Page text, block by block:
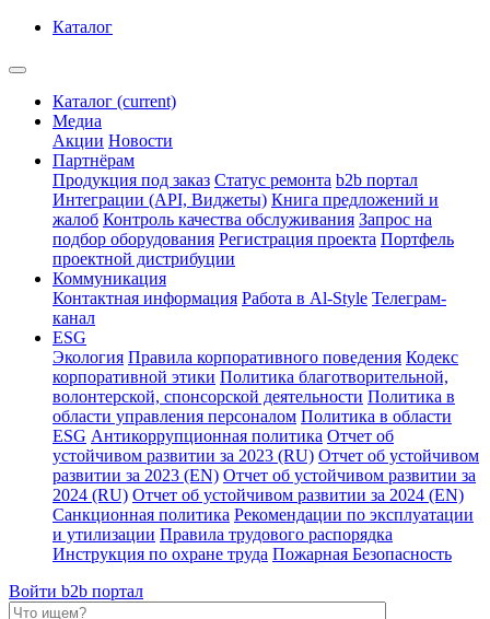
Каталог
Каталог (current)
Медиа
Акции Новости
Партнёрам
Продукция под заказ Статус ремонта b2b портал
Интеграции (API, Виджеты) Книга предложений и
жалоб Контроль качества обслуживания Запрос на
подбор оборудования Регистрация проекта Портфель
проектной дистрибуции
Коммуникация
Контактная информация Работа в Al-Style Телеграм-
канал
ESG
Экология Правила корпоративного поведения Кодекс
корпоративной этики Политика благотворительной,
волонтерской, спонсорской деятельности Политика в
области управления персоналом Политика в области
ESG Антикоррупционная политика Отчет об
устойчивом развитии за 2023 (RU) Отчет об устойчивом
развитии за 2023 (EN) Отчет об устойчивом развитии за
2024 (RU) Отчет об устойчивом развитии за 2024 (EN)
Санкционная политика Рекомендации по эксплуатации
и утилизации Правила трудового распорядка
Инструкция по охране труда Пожарная Безопасность
Войти b2b портал